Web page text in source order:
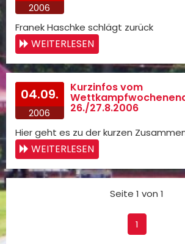
2006
Franek Haschke schlägt zurück
WEITERLESEN
04.09.
2006
Kurzinfos vom
26./27.8.2006
Hier geht es zu der kurzen
WEITERLESEN
Seite 1 von 1
1